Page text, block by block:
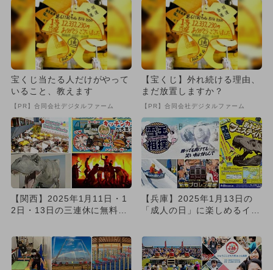
宝くじ当たる人だけがやって
いること、教えます
【PR】合同会社デジタルファーム
【宝くじ】外れ続ける理由、
まだ放置しますか？
【PR】合同会社デジタルファーム
【関西】2025年1月11日・1
2日・13日の三連休に無料で
【兵庫】2025年1月13日の
「成人の日」に楽しめるイベ